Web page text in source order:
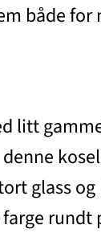
både
litt
glass